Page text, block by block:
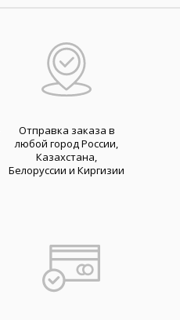
Отправка заказа в
любой город России,
Казахстана,
Белоруссии и Киргизии